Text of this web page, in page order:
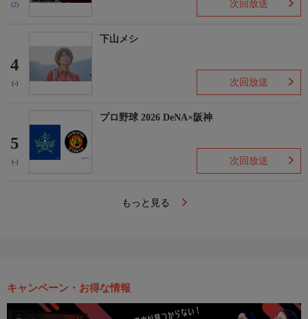
(2) 次回放送
4
(-)
下山メシ
次回放送
5
(-)
プロ野球 2026 DeNA×阪神
次回放送
もっと見る
キャンペーン・お得な情報